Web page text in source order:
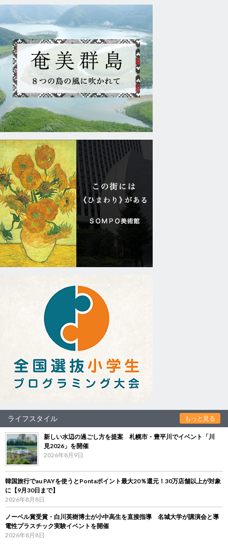
ライフスタイル もっと見る
新しい水辺の過ごし方を提案 札幌市・豊平川でイベント「川
見2026」を開催
2026年8月9日
韓国旅行でau PAYを使うとPontaポイント最大20％還元！30万店舗以上が対象
に【9月30日まで】
2026年8月8日
ノーベル賞受賞・白川英樹博士が小中高生を直接指導 名城大学が講演会と導
電性プラスチック実験イベントを開催
2026年8月8日